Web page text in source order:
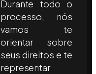
Durante todo o
processo, nós
vamos te
orientar sobre
seus direitos e te
representar